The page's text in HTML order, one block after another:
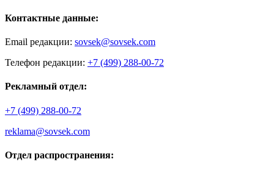
Контактные данные:
Email редакции: sovsek@sovsek.com
Телефон редакции: +7 (499) 288-00-72
Рекламный отдел:
+7 (499) 288-00-72
reklama@sovsek.com
Отдел распространения: